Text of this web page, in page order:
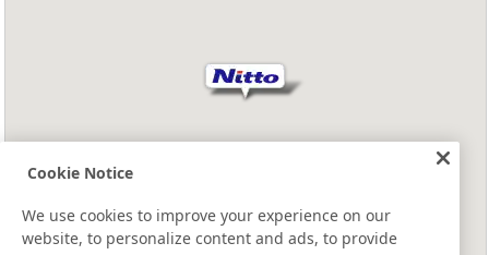
Cookie Notice
We use cookies to improve your experience on our
website, to personalize content and ads, to provide